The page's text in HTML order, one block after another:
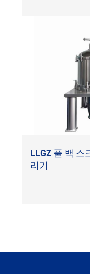
LLGZ 풀 백 스
리기